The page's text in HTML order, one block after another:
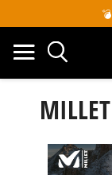
💣
MILLET